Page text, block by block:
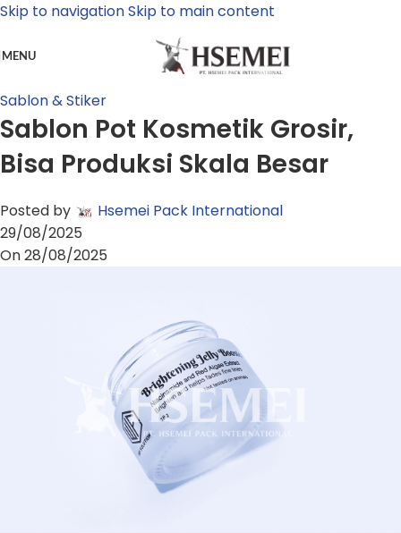
Skip to navigationSkip to main content
MENU
Sablon & Stiker
Sablon Pot Kosmetik Grosir,
Bisa Produksi Skala Besar
Posted by
Hsemei Pack International
29/08/2025
On 28/08/2025